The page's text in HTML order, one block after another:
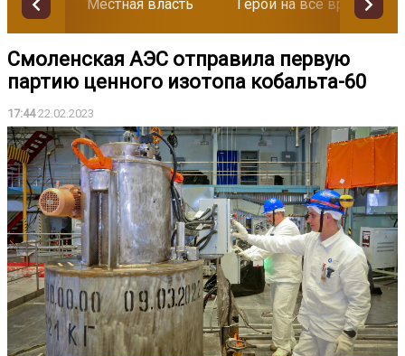
Местная власть Герои на все времена
Смоленская АЭС отправила первую
партию ценного изотопа кобальта-60
17:4422.02.2023